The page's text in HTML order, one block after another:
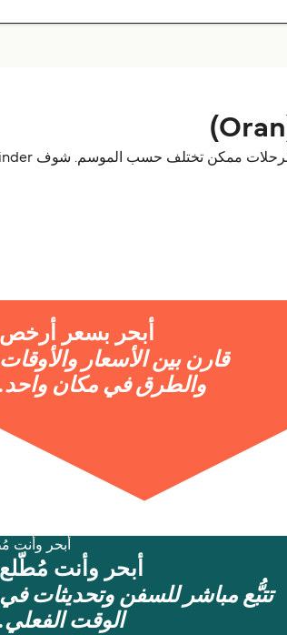
أبحر بسعر أرخص
قارن بين الأسعار والأوقات
والطرق في مكان واحد.
أبحر وأنت مُطّلع
تتبُّع مباشر للسفن وتحديثات في
الوقت الفعلي.